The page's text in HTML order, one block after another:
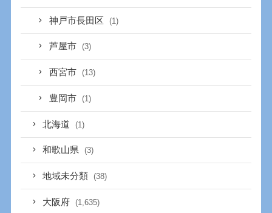
神戸市長田区 (1)
芦屋市 (3)
西宮市 (13)
豊岡市 (1)
北海道 (1)
和歌山県 (3)
地域未分類 (38)
大阪府 (1,635)